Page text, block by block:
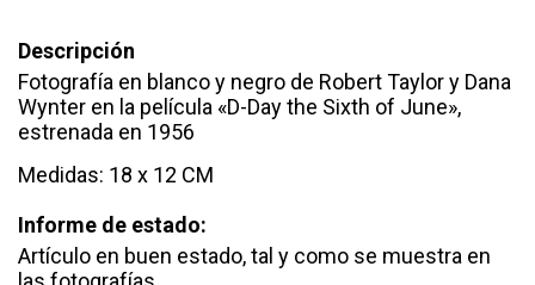
Descripción
Fotografía en blanco y negro de Robert Taylor y Dana
Wynter en la película «D-Day the Sixth of June»,
estrenada en 1956
Medidas: 18 x 12 CM
Informe de estado:
Artículo en buen estado, tal y como se muestra en